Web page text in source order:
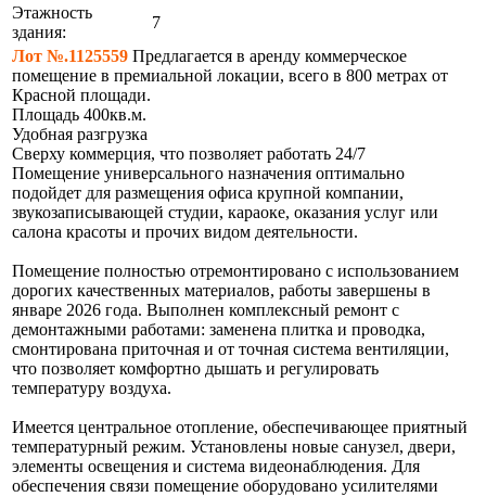
Этажность
здания:
7
Лот №.1125559 Предлагается в аренду коммерческое
помещение в премиальной локации, всего в 800 метрах от
Красной площади.
Площадь 400кв.м.
Удобная разгрузка
Сверху коммерция, что позволяет работать 24/7
Помещение универсального назначения оптимально
подойдет для размещения офиса крупной компании,
звукозаписывающей студии, караоке, оказания услуг или
салона красоты и прочих видом деятельности.
Помещение полностью отремонтировано с использованием
дорогих качественных материалов, работы завершены в
январе 2026 года. Выполнен комплексный ремонт с
демонтажными работами: заменена плитка и проводка,
смонтирована приточная и от точная система вентиляции,
что позволяет комфортно дышать и регулировать
температуру воздуха.
Имеется центральное отопление, обеспечивающее приятный
температурный режим. Установлены новые санузел, двери,
элементы освещения и система видеонаблюдения. Для
обеспечения связи помещение оборудовано усилителями